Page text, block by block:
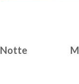
Notte